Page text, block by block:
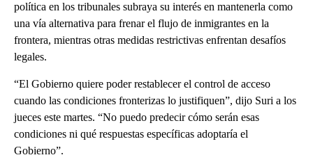
política en los tribunales subraya su interés en mantenerla como
una vía alternativa para frenar el flujo de inmigrantes en la
frontera, mientras otras medidas restrictivas enfrentan desafíos
legales.
“El Gobierno quiere poder restablecer el control de acceso
cuando las condiciones fronterizas lo justifiquen”, dijo Suri a los
jueces este martes. “No puedo predecir cómo serán esas
condiciones ni qué respuestas específicas adoptaría el
Gobierno”.